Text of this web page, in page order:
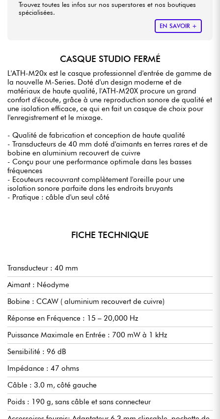
Trouvez toutes les infos sur nos superstores et nos boutiques
spécialisées.
EN SAVOIR +
CASQUE STUDIO FERMÉ
L'ATH-M20x est le casque professionnel d'entrée de gamme de
la nouvelle M-Series. Doté d'un design moderne et de
matériaux de haute qualité, l'ATH-M20X procure un grand
confort d'écoute, grâce à une reproduction sonore de qualité et
une isolation efficace, ce qui en fait un casque de choix pour
l'enregistrement et le mixage.
- Qualité de fabrication et conception de haute qualité
- Transducteurs de 40 mm doté d'aimants en terres rares et de
bobine en aluminium recouvert de cuivre
- Conçu pour une performance optimale dans les basses
fréquences
- Ecouteurs recouvrant complètement l'oreille pour une
isolation sonore parfaite dans les endroits bruyants
- Pratique : câble d'un seul côté
FICHE TECHNIQUE
Transducteur : 40 mm
Aimant : Néodyme
Bobine : CCAW ( aluminium recouvert de cuivre)
Réponse en Fréquence : 15 – 20,000 Hz
Puissance Maximale en Entrée : 700 mW à 1 kHz
Sensibilité : 96 dB
Impédance : 47 ohms
Câble : 3.0 m, côté gauche
Poids : 190 g, sans câble et sans connecteur